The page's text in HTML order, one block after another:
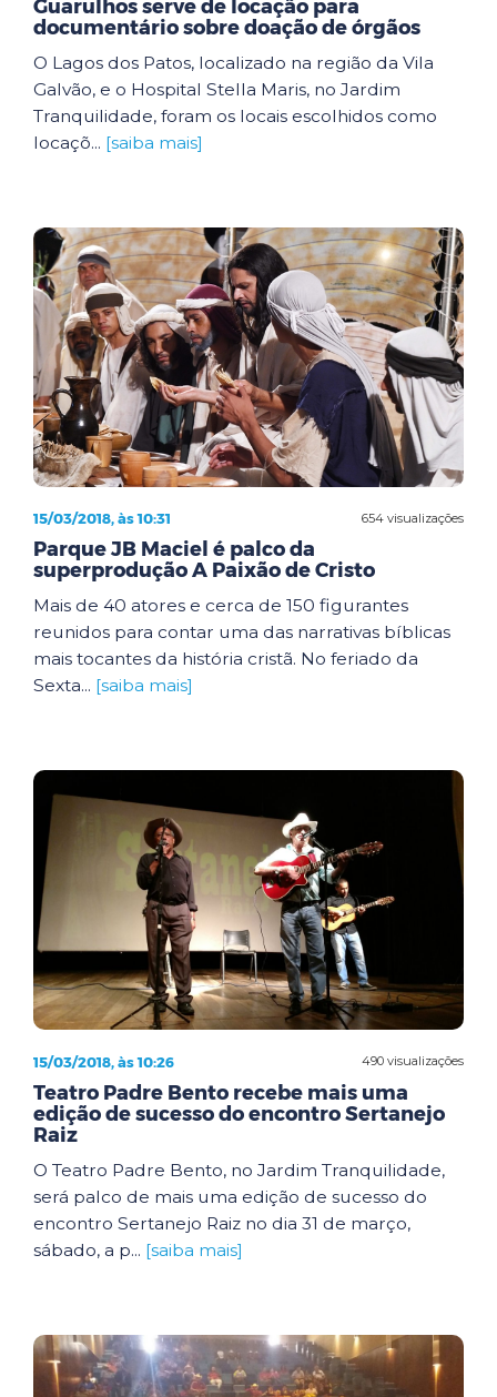
Guarulhos serve de locação para
documentário sobre doação de órgãos
O Lagos dos Patos, localizado na região da Vila
Galvão, e o Hospital Stella Maris, no Jardim
Tranquilidade, foram os locais escolhidos como
locaçõ... [saiba mais]
654 visualizações
15/03/2018, às 10:31
Parque JB Maciel é palco da
superprodução A Paixão de Cristo
Mais de 40 atores e cerca de 150 figurantes
reunidos para contar uma das narrativas bíblicas
mais tocantes da história cristã. No feriado da
Sexta... [saiba mais]
490 visualizações
15/03/2018, às 10:26
Teatro Padre Bento recebe mais uma
edição de sucesso do encontro Sertanejo
Raiz
O Teatro Padre Bento, no Jardim Tranquilidade,
será palco de mais uma edição de sucesso do
encontro Sertanejo Raiz no dia 31 de março,
sábado, a p... [saiba mais]